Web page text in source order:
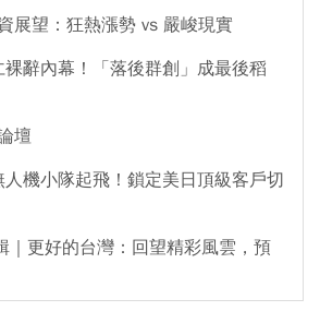
展望：狂熱漲勢 vs 嚴峻現實
辭內幕！「落後群創」成最後稻
壇
機小隊起飛！鎖定美日頂級客戶切
｜更好的台灣：回望精彩風雲，預